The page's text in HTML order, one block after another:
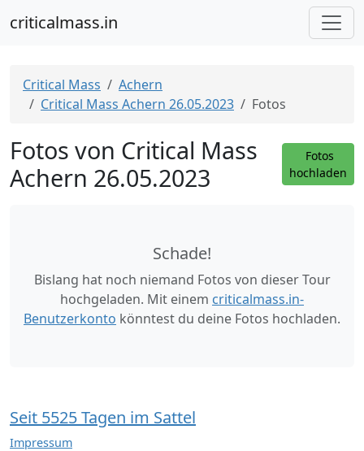
criticalmass.in
Critical Mass
Achern
Critical Mass Achern 26.05.2023
Fotos
Fotos von Critical Mass
Achern 26.05.2023
Fotos
hochladen
Schade!
Bislang hat noch niemand Fotos von dieser Tour
hochgeladen. Mit einem criticalmass.in-
Benutzerkonto könntest du deine Fotos hochladen.
Seit 5525 Tagen im Sattel
Impressum